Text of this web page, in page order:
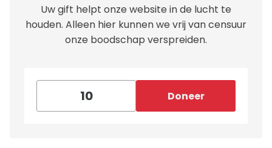
Uw gift helpt onze website in de lucht te
houden. Alleen hier kunnen we vrij van censuur
onze boodschap verspreiden.
Doneer